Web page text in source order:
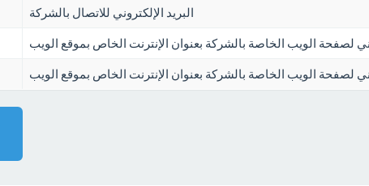
البريد الإلكتروني للاتصال بالشركة
لصفحة الويب الخاصة بالشركة بعنوان الإنترنت الخاص بموقع الويب
لصفحة الويب الخاصة بالشركة بعنوان الإنترنت الخاص بموقع الويب